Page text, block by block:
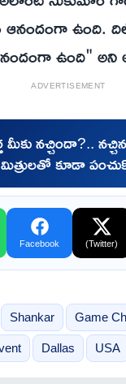
ఆనందంగా ఉంది.
ఉంది" అని
ADVERTISEMENT
నచ్చిందా?..
మిత్రులతో కూడా
Facebook (Twitter)
Shankar Game
Dallas USA